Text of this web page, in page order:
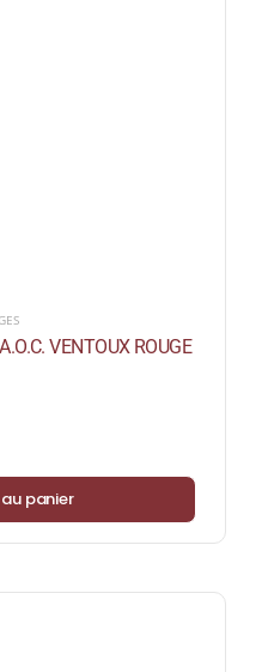
VENTOUX ROUGE
panier